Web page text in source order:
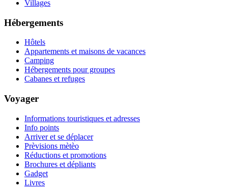
Villages
Hébergements
Hôtels
Appartements et maisons de vacances
Camping
Hébergements pour groupes
Cabanes et refuges
Voyager
Informations touristiques et adresses
Info points
Arriver et se déplacer
Prèvisions mètèo
Réductions et promotions
Brochures et dépliants
Gadget
Livres